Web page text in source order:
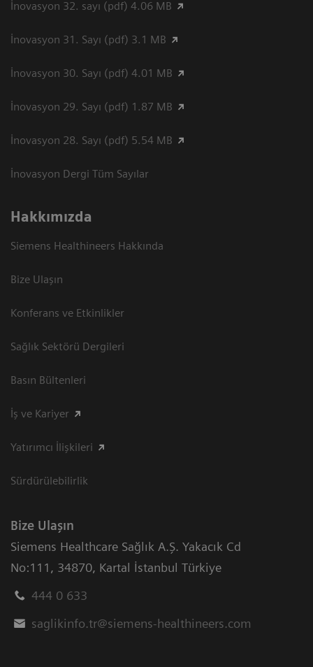
İnovasyon 32. sayı (pdf) 4.06 MB
İnovasyon 31. Sayı (pdf) 3.1 MB
İnovasyon 30. Sayı (pdf) 4.01 MB
İnovasyon 29. Sayı (pdf) 1.87 MB
İnovasyon 28. Sayı (pdf) 5.54 MB
İnovasyon Dergi Tüm Sayılar
Hakkımızda
Siemens Healthineers Hakkında
Bize Ulaşın
Konferans ve Etkinlikler
Sağlık Sektörü Dergileri
Basın Bültenleri
İş ve Kariyer
Yatırımcı İlişkileri
Sürdürülebilirlik
Bize Ulaşın
Siemens Healthcare Sağlık A.Ş. Yakacık Cd
No:111 , 34870, Kartal İstanbul Türkiye
444 0 633
saglikinfo.tr@siemens-healthineers.com